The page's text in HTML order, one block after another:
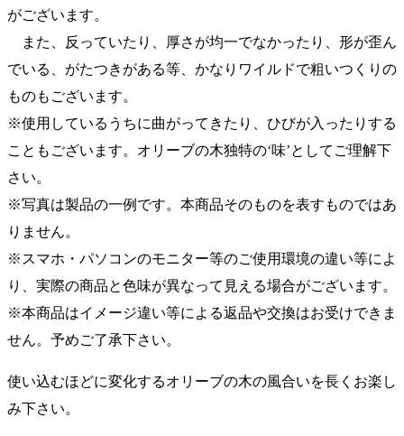
がございます。
また、反っていたり、厚さが均一でなかったり、形が歪ん
でいる、がたつきがある等、かなりワイルドで粗いつくりの
ものもございます。
※使用しているうちに曲がってきたり、ひびが入ったりする
こともございます。オリーブの木独特の‘味’としてご理解下
さい。
※写真は製品の一例です。本商品そのものを表すものではあ
りません。
※スマホ・パソコンのモニター等のご使用環境の違い等によ
り、実際の商品と色味が異なって見える場合がございます。
※本商品はイメージ違い等による返品や交換はお受けできま
せん。予めご了承下さい。
使い込むほどに変化するオリーブの木の風合いを長くお楽し
み下さい。